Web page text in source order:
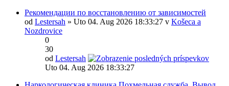
Рекомендации по восстановлению от зависимостей
od Lestersah » Uto 04. Aug 2026 18:33:27 v Košeca a
Nozdrovice
0
30
od Lestersah
Uto 04. Aug 2026 18:33:27